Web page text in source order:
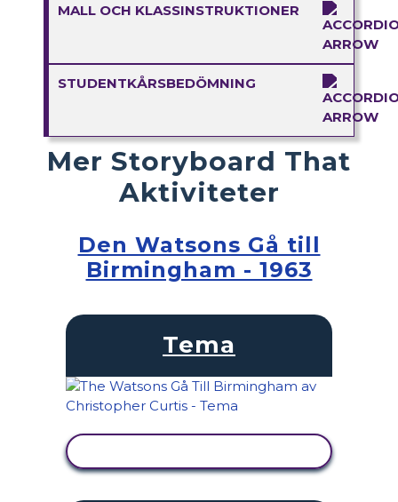
MALL OCH KLASSINSTRUKTIONER
STUDENTKÅRSBEDÖMNING
Mer Storyboard That
Aktiviteter
Den Watsons Gå till
Birmingham - 1963
Tema